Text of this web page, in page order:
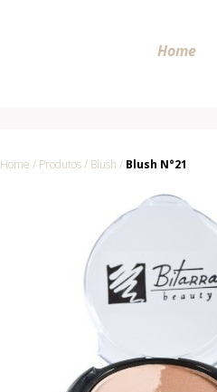
Home
Home / Produtos / Blush / Blush N°21